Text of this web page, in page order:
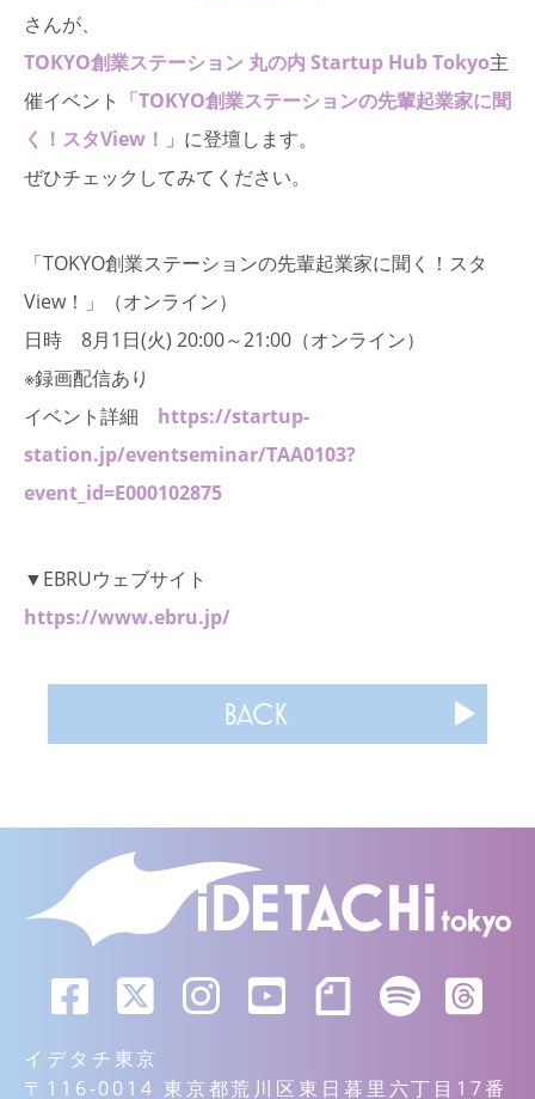
さんが、
TOKYO創業ステーション 丸の内 Startup Hub Tokyo主
催イベント 「TOKYO創業ステーションの先輩起業家に聞
く！スタView！」 に登壇します。
ぜひチェックしてみてください。
「TOKYO創業ステーションの先輩起業家に聞く！スタ
View！」（オンライン）
日時 8月1日(火) 20:00～21:00（オンライン）
※録画配信あり
イベント詳細 https://startup-
station.jp/eventseminar/TAA0103?
event_id=E000102875
▼EBRUウェブサイト
https://www.ebru.jp/
BACK
イデタチ東京
〒116-0014 東京都荒川区東日暮里六丁目17番